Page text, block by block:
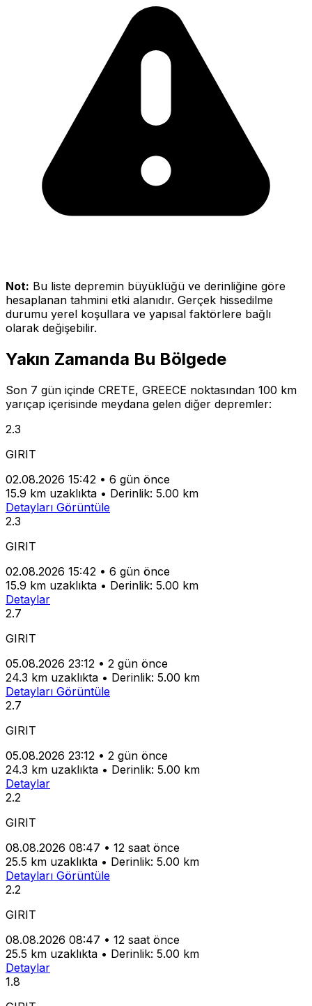
Not: Bu liste depremin büyüklüğü ve derinliğine göre
hesaplanan tahmini etki alanıdır. Gerçek hissedilme
durumu yerel koşullara ve yapısal faktörlere bağlı
olarak değişebilir.
Yakın Zamanda Bu Bölgede
Son 7 gün içinde CRETE, GREECE noktasından 100 km
yarıçap içerisinde meydana gelen diğer depremler:
2.3
GIRIT
02.08.2026 15:42 • 6 gün önce
15.9 km uzaklıkta • Derinlik: 5.00 km
Detayları Görüntüle
2.3
GIRIT
02.08.2026 15:42 • 6 gün önce
15.9 km uzaklıkta • Derinlik: 5.00 km
Detaylar
2.7
GIRIT
05.08.2026 23:12 • 2 gün önce
24.3 km uzaklıkta • Derinlik: 5.00 km
Detayları Görüntüle
2.7
GIRIT
05.08.2026 23:12 • 2 gün önce
24.3 km uzaklıkta • Derinlik: 5.00 km
Detaylar
2.2
GIRIT
08.08.2026 08:47 • 12 saat önce
25.5 km uzaklıkta • Derinlik: 5.00 km
Detayları Görüntüle
2.2
GIRIT
08.08.2026 08:47 • 12 saat önce
25.5 km uzaklıkta • Derinlik: 5.00 km
Detaylar
1.8